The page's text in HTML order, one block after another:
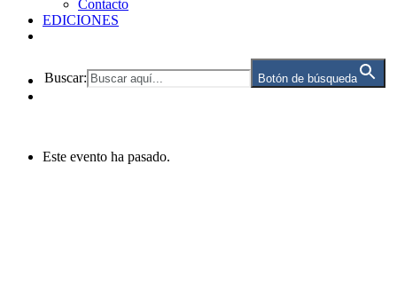
Contacto
EDICIONES
Buscar: Botón de búsqueda
Este evento ha pasado.